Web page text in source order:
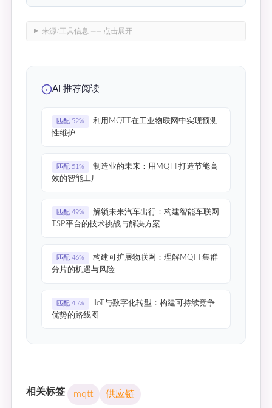
来源/工具信息 —— 点击展开
AI 推荐阅读
匹配 52%
利用MQTT在工业物联网中实现预测
性维护
匹配 51%
制造业的未来：用MQTT打造节能高
效的智能工厂
匹配 49%
解锁未来汽车出行：构建智能车联网
TSP平台的技术挑战与解决方案
匹配 46%
构建可扩展物联网：理解MQTT集群
分片的机遇与风险
匹配 45%
IIoT与数字化转型：构建可持续竞争
优势的路线图
相关标签 mqtt 供应链